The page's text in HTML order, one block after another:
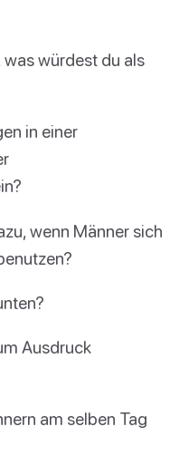
würdest du als
in einer
wenn Männer sich
Ausdruck
am selben Tag